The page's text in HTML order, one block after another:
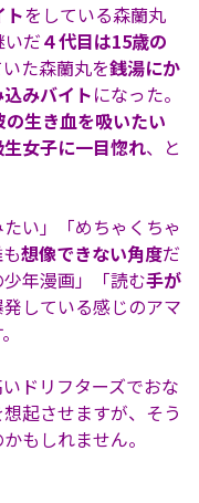
トをしている森蘭丸
だ４代目は15歳の
た森蘭丸を銭湯にか
みバイトになった。
の生き血を吸いたい
生女子に一目惚れ、と
い」「めちゃくちゃ
想像できない角度だ
少年漫画」「読む手が
している感じのアマ
ドリフターズでおな
起させますが、そう
もしれません。